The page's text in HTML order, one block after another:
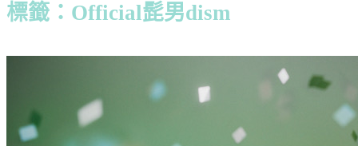
標籤：Official髭男dism